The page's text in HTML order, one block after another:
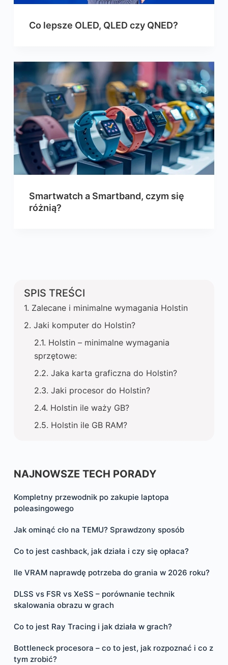
Co lepsze OLED, QLED czy QNED?
Smartwatch a Smartband, czym się
różnią?
SPIS TREŚCI
Zalecane i minimalne wymagania Holstin
Jaki komputer do Holstin?
Holstin – minimalne wymagania
sprzętowe:
Jaka karta graficzna do Holstin?
Jaki procesor do Holstin?
Holstin ile waży GB?
Holstin ile GB RAM?
NAJNOWSZE TECH PORADY
Kompletny przewodnik po zakupie laptopa
poleasingowego
Jak ominąć cło na TEMU? Sprawdzony sposób
Co to jest cashback, jak działa i czy się opłaca?
Ile VRAM naprawdę potrzeba do grania w 2026 roku?
DLSS vs FSR vs XeSS – porównanie technik
skalowania obrazu w grach
Co to jest Ray Tracing i jak działa w grach?
Bottleneck procesora – co to jest, jak rozpoznać i co z
tym zrobić?